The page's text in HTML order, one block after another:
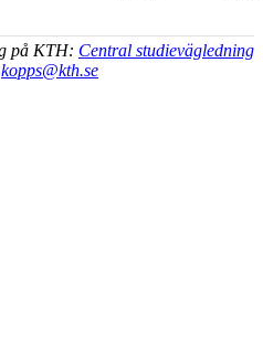
på KTH: Central studievägledning
kopps@kth.se